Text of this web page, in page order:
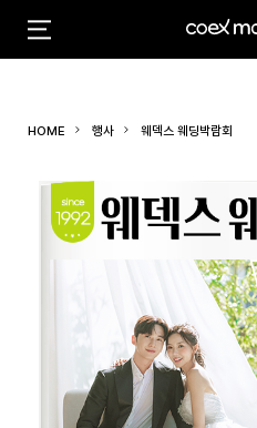
HOME 행사 웨덱스 웨딩박람회